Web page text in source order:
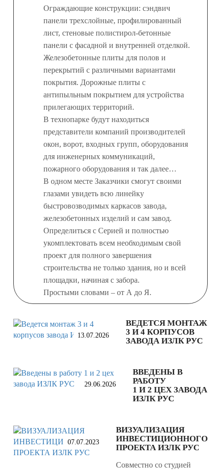
Ограждающие конструкции: сэндвич
панели трехслойные, профилированный
лист, стеновые полистирол-бетонные
панели с фасадной и внутренней отделкой.
Железобетонные плиты для полов и
перекрытий с различными вариантами
покрытия. Дорожные плиты с
антипыльным покрытием для устройства
прилегающих территорий.
В технопарке будут находиться
представители компаний производителей
окон, ворот, входных групп, оборудования
для инженерных коммуникаций,
пожарного оборудования и так далее…
В одном месте Заказчики смогут своими
глазами увидеть всю линейку
быстровозводимых каркасов завода,
железобетонных изделий и сам завод.
Определиться с Серией и полностью
укомплектовать всем необходимым свой
проект для полного завершения
строительства не только здания, но и всей
площадки, начиная с забора.
Простыми словами – от А до Я.
13.07.2026
ВЕДЕТСЯ МОНТАЖ
3 И 4 КОРПУСОВ
ЗАВОДА ИЗЛК РУС
29.06.2026
ВВЕДЕНЫ В
РАБОТУ
1 И 2 ЦЕХ ЗАВОДА
ИЗЛК РУС
07.07.2023
ВИЗУАЛИЗАЦИЯ
ИНВЕСТИЦИОННОГО
ПРОЕКТА ИЗЛК РУС
Совместно со студией